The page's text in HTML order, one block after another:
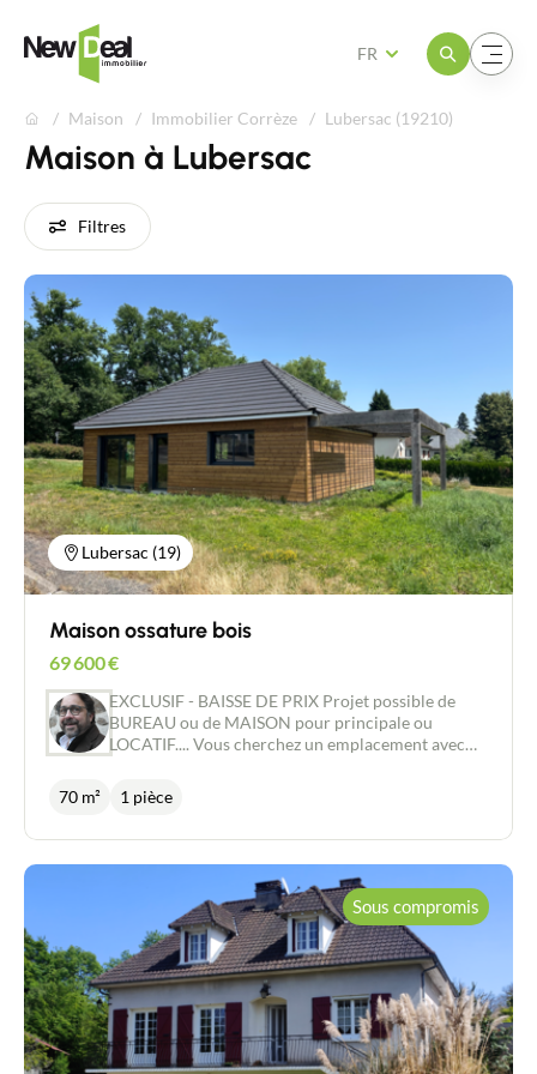
Ouvrir le menuOuvrir le menu
FR
Maison Immobilier Corrèze Lubersac (19210)
Maison à Lubersac
Filtres
Lubersac (19)
Maison ossature bois
69 600€
EXCLUSIF - BAISSE DE PRIX Projet possible de
BUREAU ou de MAISON pour principale ou
LOCATIF.... Vous cherchez un emplacement avec
Vous souhaitez une maison A PERSONNALISER
selon vos goûts et vos envies ? Nous avons le projet
surface au sol d'environ 70 m2, sur un terrain
d'environ 574 m2. La maison est actuellement hors
D'AIR et hors D'EAU, avec une dalle béton isolée,
une ossature BOIS et une toiture en tuiles. Les
fenêtres sont en double vitrage ALU avec
persiennes électriques. Le car port vous permettra
de garer votre véhicule à l'abri des intempéries.
Cette maison vous offre la possibilité de
personnaliser chaque détail selon vos souhaits,
pour créer un lieu de vie qui vous ressemble. Vous
70 m² 1 pièce
Sous compromis